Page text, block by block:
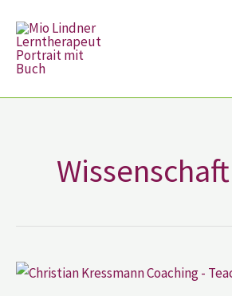
Inhalt
springen
Wissenschaft
Christian
Kressmann